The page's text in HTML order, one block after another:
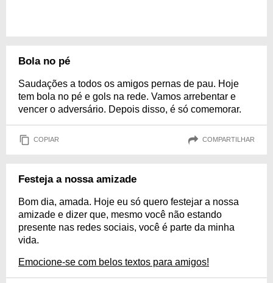
Bola no pé
Saudações a todos os amigos pernas de pau. Hoje
tem bola no pé e gols na rede. Vamos arrebentar e
vencer o adversário. Depois disso, é só comemorar.
COPIAR COMPARTILHAR
Festeja a nossa amizade
Bom dia, amada. Hoje eu só quero festejar a nossa
amizade e dizer que, mesmo você não estando
presente nas redes sociais, você é parte da minha
vida.
Emocione-se com belos textos para amigos!